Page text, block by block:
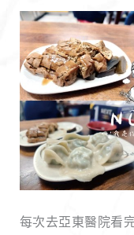
吃
的
榨
菜
肉
絲
麵
就
每次去亞東醫院看
【新
北
板
橋】
北
方
牛
麵